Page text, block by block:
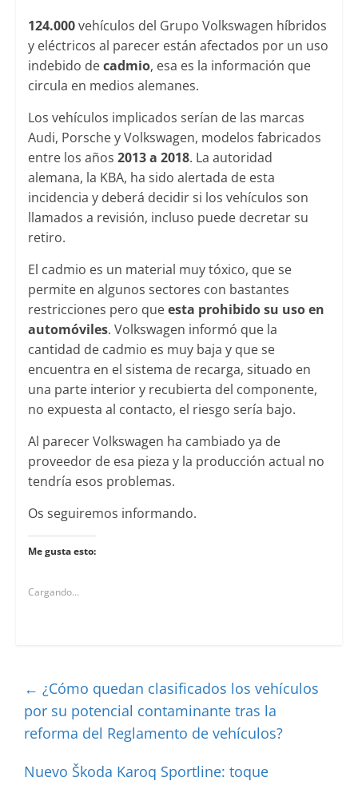
124.000vehículos del Grupo Volkswagen híbridos
y eléctricos al parecer están afectados por un uso
indebido decadmio, esa es la información que
circula en medios alemanes.
Los vehículos implicados serían de las marcas
Audi, Porsche y Volkswagen, modelos fabricados
entre los años 2013 a 2018. La autoridad
alemana, la KBA, ha sido alertada de esta
incidencia y deberá decidir si los vehículos son
llamados a revisión, incluso puede decretar su
retiro.
El cadmio es un material muy tóxico, que se
permite en algunos sectores con bastantes
restricciones pero queesta prohibido su uso en
automóviles. Volkswagen informó que la
cantidad de cadmio es muy baja y que se
encuentra en el sistema de recarga, situado en
una parte interior y recubierta del componente,
no expuesta al contacto, el riesgo sería bajo.
Al parecer Volkswagen ha cambiado ya de
proveedor de esa pieza y la producción actual no
tendría esos problemas.
Os seguiremos informando.
Me gusta esto:
Cargando...
← ¿Cómo quedan clasificados los vehículos
por su potencial contaminante tras la
reforma del Reglamento de vehículos?
Nuevo Škoda Karoq Sportline: toque